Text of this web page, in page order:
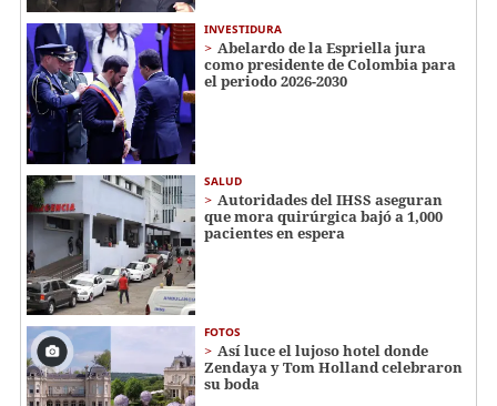
INVESTIDURA
Abelardo de la Espriella jura
como presidente de Colombia para
el periodo 2026-2030
SALUD
Autoridades del IHSS aseguran
que mora quirúrgica bajó a 1,000
pacientes en espera
FOTOS
Así luce el lujoso hotel donde
Zendaya y Tom Holland celebraron
su boda